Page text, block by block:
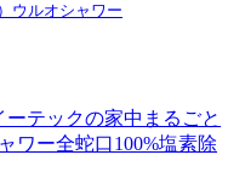
ウルオシャワー
テックの家中まるごと
ワー全蛇口100%塩素除